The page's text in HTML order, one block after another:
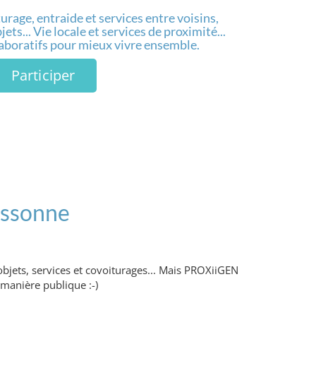
entraide et services entre voisins,
Vie locale et services de proximité...
pour mieux vivre ensemble.
Participer
services et covoiturages... Mais PROXiiGEN
publique :-)